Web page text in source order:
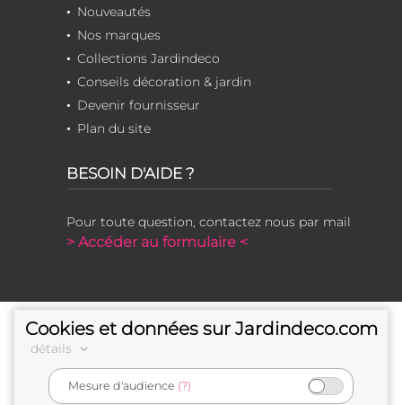
Nouveautés
Nos marques
Collections Jardindeco
Conseils décoration & jardin
Devenir fournisseur
Plan du site
BESOIN D'AIDE ?
Pour toute question, contactez nous par mail
> Accéder au formulaire <
Cookies et données sur Jardindeco.com
détails
Mesure d'audience (?)